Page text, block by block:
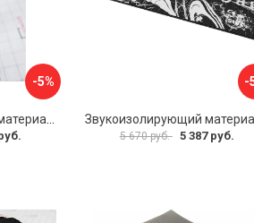
-5% -
5 670 руб. 5 387 руб.